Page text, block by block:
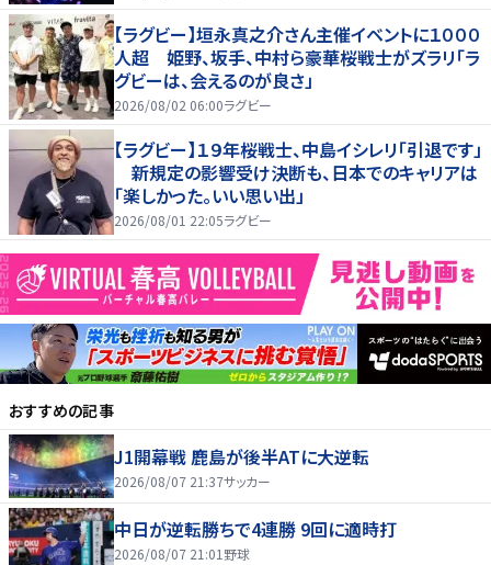
【ラグビー】垣永真之介さん主催イベントに１０００
人超 姫野、坂手、中村ら豪華桜戦士がズラリ「ラ
グビーは、会えるのが良さ」
2026/08/02 06:00ラグビー
【ラグビー】１９年桜戦士、中島イシレリ「引退です」
新規定の影響受け決断も、日本でのキャリアは
「楽しかった。いい思い出」
2026/08/01 22:05ラグビー
おすすめの記事
J1開幕戦 鹿島が後半ATに大逆転
2026/08/07 21:37サッカー
中日が逆転勝ちで4連勝 9回に適時打
2026/08/07 21:01 野球